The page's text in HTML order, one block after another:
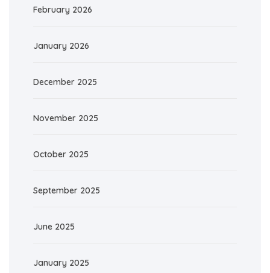
February 2026
January 2026
December 2025
November 2025
October 2025
September 2025
June 2025
January 2025